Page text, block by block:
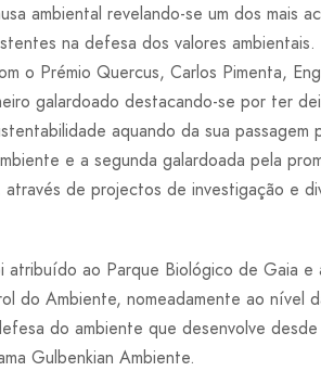
ambiental revelando-se um dos mais
na defesa dos valores ambientais.
o Prémio Quercus, Carlos Pimenta,
galardoado destacando-se por ter
aquando da sua
e a segunda galardoada pela
de projectos de investigação e
ao Parque Biológico de Gaia
do Ambiente, nomeadamente ao nível
do ambiente que desenvolve
Gulbenkian Ambiente.